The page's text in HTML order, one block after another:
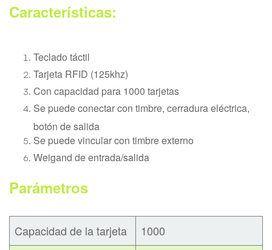
Características:
Teclado táctil
Tarjeta RFID (125khz)
Con capacidad para 1000 tarjetas
Se puede conectar con timbre, cerradura eléctrica,
botón de salida
Se puede vincular con timbre externo
Weigand de entrada/salida
Parámetros
Capacidad de la tarjeta
1000